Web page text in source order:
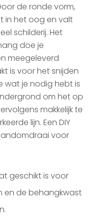
de ronde vorm,
in het oog en valt
schilderij. Het
doe je
meegeleverd
is voor het snijden
wat je nodig hebt is
om het op
makkelijk te
lijn. Een DIY
voor
geschikt is voor
en de behangkwast